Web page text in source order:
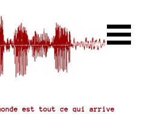
est tout ce qui arrive